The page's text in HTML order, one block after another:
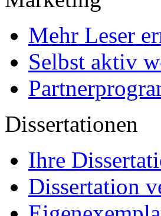
Mehr Leser
Selbst aktiv
Dissertationen
Ihre
Dissertation